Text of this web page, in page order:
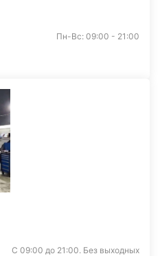
Пн-Вс: 09:00 - 21:00
С 09:00 до 21:00. Без выходных